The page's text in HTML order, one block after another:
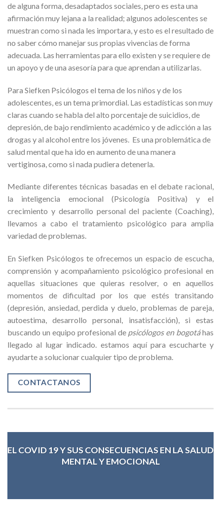
de alguna forma, desadaptados sociales, pero es esta una
afirmación muy lejana a la realidad; algunos adolescentes se
muestran como si nada les importara, y esto es el resultado de
no saber cómo manejar sus propias vivencias de forma
adecuada. Las herramientas para ello existen y se requiere de
un apoyo y de una asesoría para que aprendan a utilizarlas.
Para Siefken Psicólogos el tema de los niños y de los
adolescentes, es un tema primordial. Las estadísticas son muy
claras cuando se habla del alto porcentaje de suicidios, de
depresión, de bajo rendimiento académico y de adicción a las
drogas y al alcohol entre los jóvenes. Es una problemática de
salud mental que ha ido en aumento de una manera
vertiginosa, como si nada pudiera detenerla.
Mediante diferentes técnicas basadas en el debate racional,
la inteligencia emocional (Psicología Positiva) y el
crecimiento y desarrollo personal del paciente (Coaching),
llevamos a cabo el tratamiento psicológico para amplia
variedad de problemas.
En Siefken Psicólogos te ofrecemos un espacio de escucha,
comprensión y acompañamiento psicológico profesional en
aquellas situaciones que quieras resolver, o en aquellos
momentos de dificultad por los que estés transitando
(depresión, ansiedad, perdida y duelo, problemas de pareja,
autoestima, desarrollo personal, insatisfacción), si estas
buscando un equipo profesional de psicólogos en bogotáhas
llegado al lugar indicado. estamos aquí para escucharte y
ayudarte a solucionar cualquier tipo de problema.
CONTACTANOS
EL COVID 19 Y SUS CONSECUENCIAS EN LA SALUD
MENTAL Y EMOCIONAL